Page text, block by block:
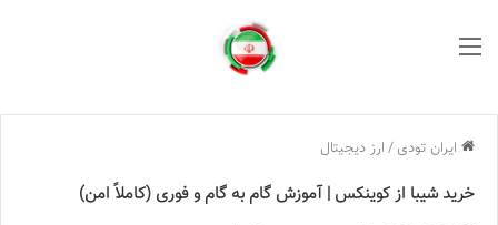
ایران تودی / ارز دیجیتال
خرید شیبا از کوینکس | آموزش گام به گام و فوری (کاملاً امن)